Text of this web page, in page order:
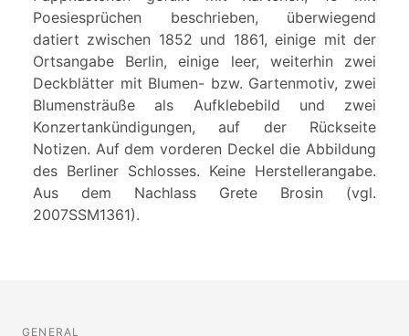
Poesiesprüchen beschrieben, überwiegend
datiert zwischen 1852 und 1861, einige mit der
Ortsangabe Berlin, einige leer, weiterhin zwei
Deckblätter mit Blumen- bzw. Gartenmotiv, zwei
Blumensträuße als Aufklebebild und zwei
Konzertankündigungen, auf der Rückseite
Notizen. Auf dem vorderen Deckel die Abbildung
des Berliner Schlosses. Keine Herstellerangabe.
Aus dem Nachlass Grete Brosin (vgl.
2007SSM1361).
GENERAL